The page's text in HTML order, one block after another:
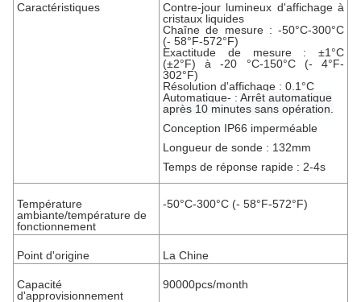
Caractéristiques
Contre-jour lumineux d'affichage à
cristaux liquides
Chaîne de mesure : -50°C-300°C
(- 58°F-572°F)
Exactitude de mesure : ±1°C
(±2°F) à -20 °C-150°C (- 4°F-
302°F)
Résolution d'affichage : 0.1°C
Automatique- : Arrêt automatique
après 10 minutes sans opération.
Conception IP66 imperméable
Longueur de sonde : 132mm
Temps de réponse rapide : 2-4s
Température
ambiante/température de
fonctionnement
-50°C-300°C (- 58°F-572°F)
Point d'origine La Chine
Capacité
d'approvisionnement
90000pcs/month